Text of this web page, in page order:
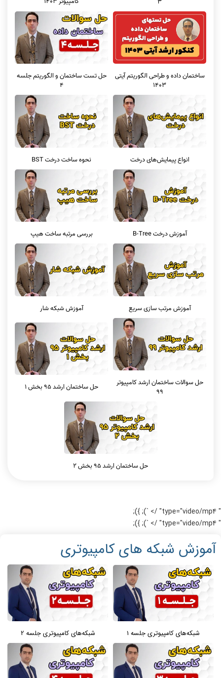
ساختمان داده و طراحی الگوریتم آیتی
1403
حل تست ساختمان و الگوریتم جلسه
4
انواع پیمایش‌های درخت نحوه ساخت درخت BST
آموزش درخت B-Tree بررسی مرتبه ساخت هیپ
آموزش مرتب سازی سریع آموزش شبکه شار
حل سوالات ساختمان ارشد کامپیوتر
99
حل ساختمان ارشد 95 بخش 1
حل ساختمان ارشد 95 بخش 2
" type="video/mp4" /> `); });
" type="video/mp4" /> `); });
آموزش شبکه های کامپیوتری
شبکه‌های کامپیوتری جلسه 1 شبکه‌های کامپیوتری جلسه 2